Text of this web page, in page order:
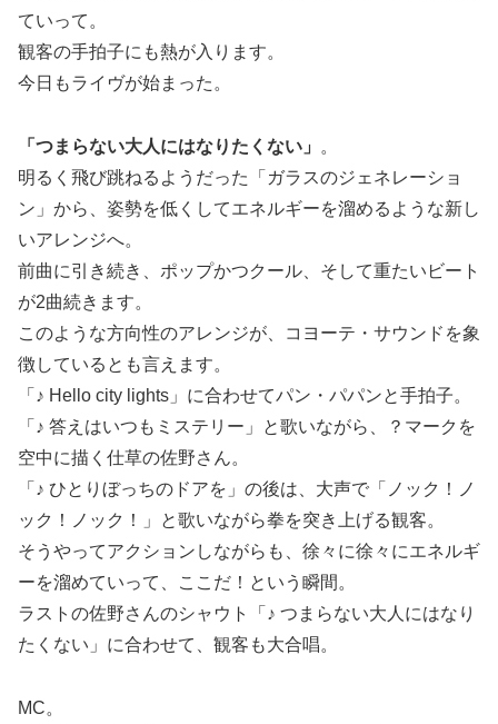
ていって。
観客の手拍子にも熱が入ります。
今日もライヴが始まった。
「つまらない大人にはなりたくない」
。
明るく飛び跳ねるようだった「ガラスのジェネレーショ
ン」から、姿勢を低くしてエネルギーを溜めるような新し
いアレンジへ。
前曲に引き続き、ポップかつクール、そして重たいビート
が2曲続きます。
このような方向性のアレンジが、コヨーテ・サウンドを象
徴しているとも言えます。
「♪ Hello city lights」に合わせてパン・パパンと手拍子。
「♪ 答えはいつもミステリー」と歌いながら、？マークを
空中に描く仕草の佐野さん。
「♪ ひとりぼっちのドアを」の後は、大声で「ノック！ノ
ック！ノック！」と歌いながら拳を突き上げる観客。
そうやってアクションしながらも、徐々に徐々にエネルギ
ーを溜めていって、ここだ！という瞬間。
ラストの佐野さんのシャウト「♪ つまらない大人にはなり
たくない」に合わせて、観客も大合唱。
MC。